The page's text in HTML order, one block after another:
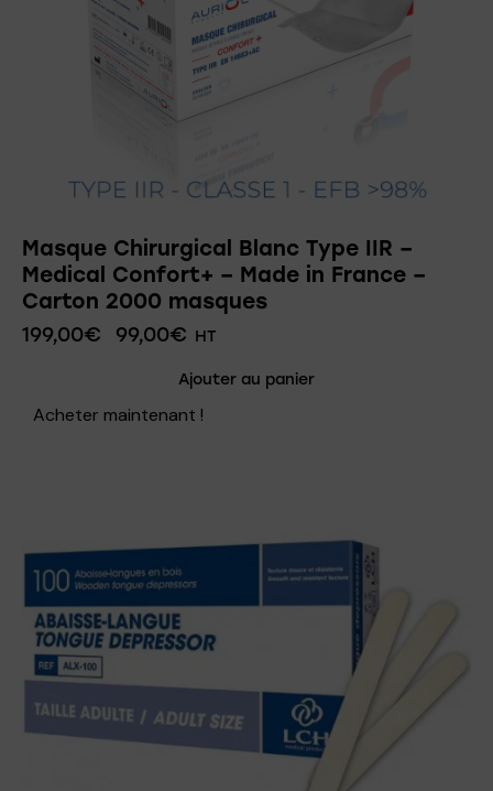
Masque Chirurgical Blanc Type IIR –
Medical Confort+ – Made in France –
Carton 2000 masques
199,00€ 99,00€ HT
Ajouter au panier
Acheter maintenant !